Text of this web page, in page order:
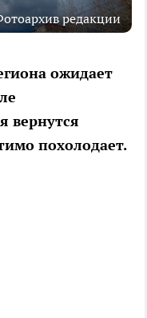
редакции
ожидает
вернутся
похолодает.